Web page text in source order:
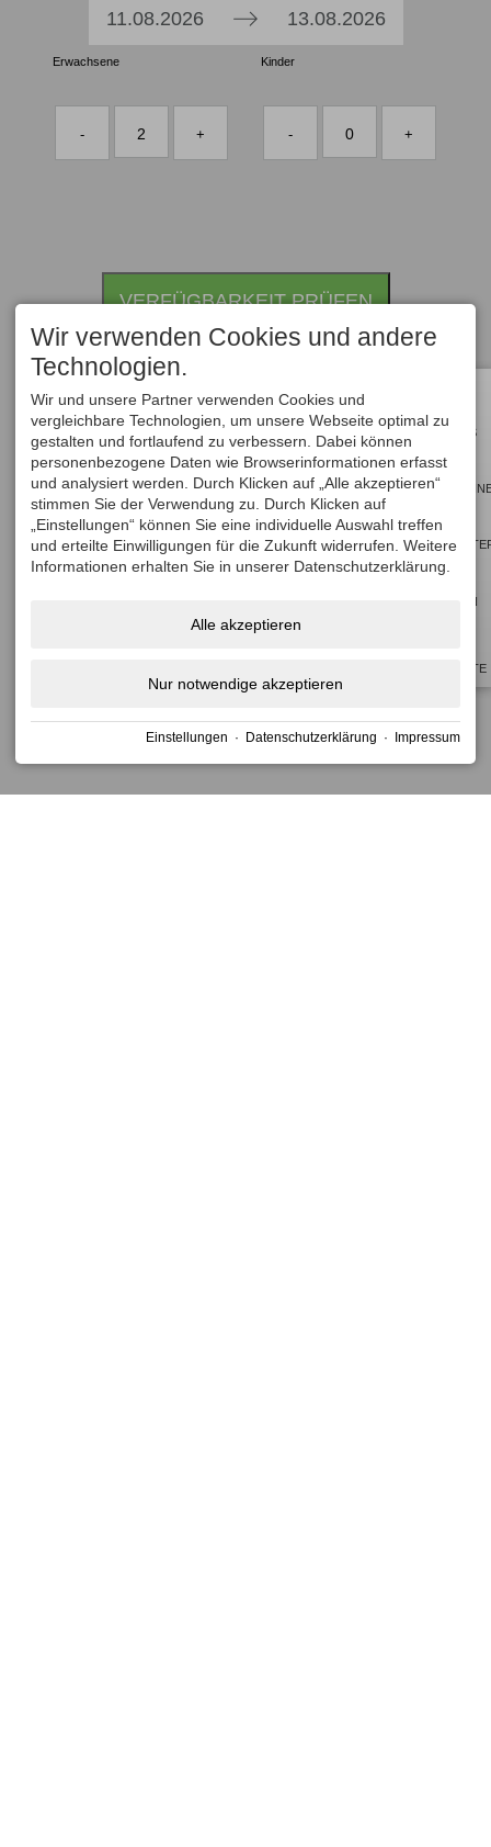
ALLE
HOTELS
BUCHEN
ANGEBOTE
Press
down
and
select
a
date.
Press
the
question
mark
key
to
get
the
11.08.2026
Press
down
and
select
a
the
question
mark
key
to
get
the
shortcuts
dates.
13.08.2026
Erwachsene
- 2 +
Kinder
- 0 +
VERFÜGBARKEIT PRÜFEN
Wir verwenden Cookies und andere
Technologien.
Wir und unsere Partner verwenden Cookies und
vergleichbare Technologien, um unsere Webseite optimal zu
gestalten und fortlaufend zu verbessern. Dabei können
personenbezogene Daten wie Browserinformationen erfasst
und analysiert werden. Durch Klicken auf „Alle akzeptieren“
stimmen Sie der Verwendung zu. Durch Klicken auf
„Einstellungen“ können Sie eine individuelle Auswahl treffen
und erteilte Einwilligungen für die Zukunft widerrufen. Weitere
Informationen erhalten Sie in unserer Datenschutzerklärung.
Alle akzeptieren
Nur notwendige akzeptieren
Einstellungen · Datenschutzerklärung · Impressum